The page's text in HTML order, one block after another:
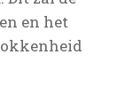
en het